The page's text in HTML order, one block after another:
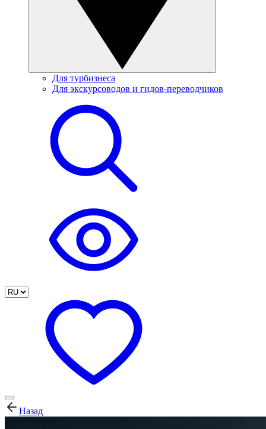
Для турбизнеса
Для экскурсоводов и гидов-переводчиков
Назад